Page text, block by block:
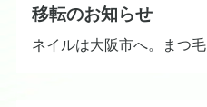
移転のお知らせ
ネイルは大阪市へ。まつ